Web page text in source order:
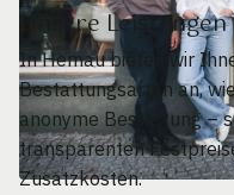
Unsere
In Hemau bieten wir
Bestattungsarten an,
anonyme Bestattung –
transparenten
Zusatzkosten.